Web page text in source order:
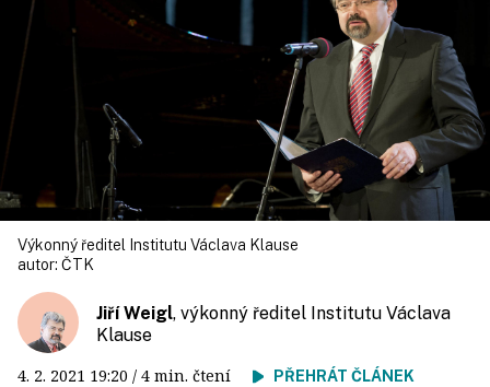
Výkonný ředitel Institutu Václava Klause
autor: ČTK
Jiří Weigl, výkonný ředitel Institutu Václava
Klause
4. 2. 2021 19:20 / 4 min. čtení PŘEHRÁT ČLÁNEK